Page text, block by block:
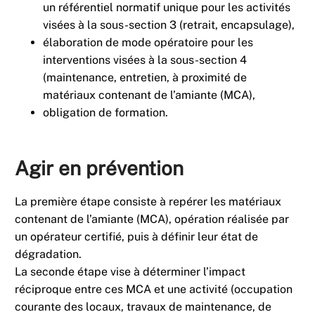
un référentiel normatif unique pour les activités
visées à la sous-section 3 (retrait, encapsulage),
élaboration de mode opératoire pour les
interventions visées à la sous-section 4
(maintenance, entretien, à proximité de
matériaux contenant de l’amiante (MCA),
obligation de formation.
Agir en prévention
La première étape consiste à repérer les matériaux
contenant de l’amiante (MCA), opération réalisée par
un opérateur certifié, puis à définir leur état de
dégradation.
La seconde étape vise à déterminer l’impact
réciproque entre ces MCA et une activité (occupation
courante des locaux, travaux de maintenance, de